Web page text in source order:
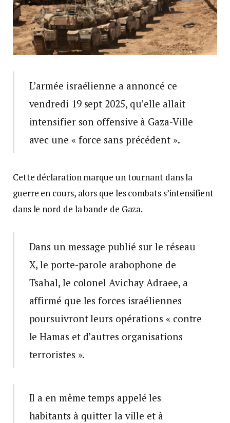
L’armée israélienne a annoncé ce
vendredi 19 sept 2025, qu’elle allait
intensifier son offensive à Gaza-Ville
avec une « force sans précédent ».
Cette déclaration marque un tournant dans la
guerre en cours, alors que les combats s’intensifient
dans le nord de la bande de Gaza.
Dans un message publié sur le réseau
X, le porte-parole arabophone de
Tsahal, le colonel Avichay Adraee, a
affirmé que les forces israéliennes
poursuivront leurs opérations « contre
le Hamas et d’autres organisations
terroristes ».
Il a en même temps appelé les
habitants à quitter la ville et à